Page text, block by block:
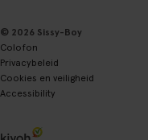
© 2026 Sissy-Boy
Colofon
Privacybeleid
Cookies en veiligheid
Accessibility